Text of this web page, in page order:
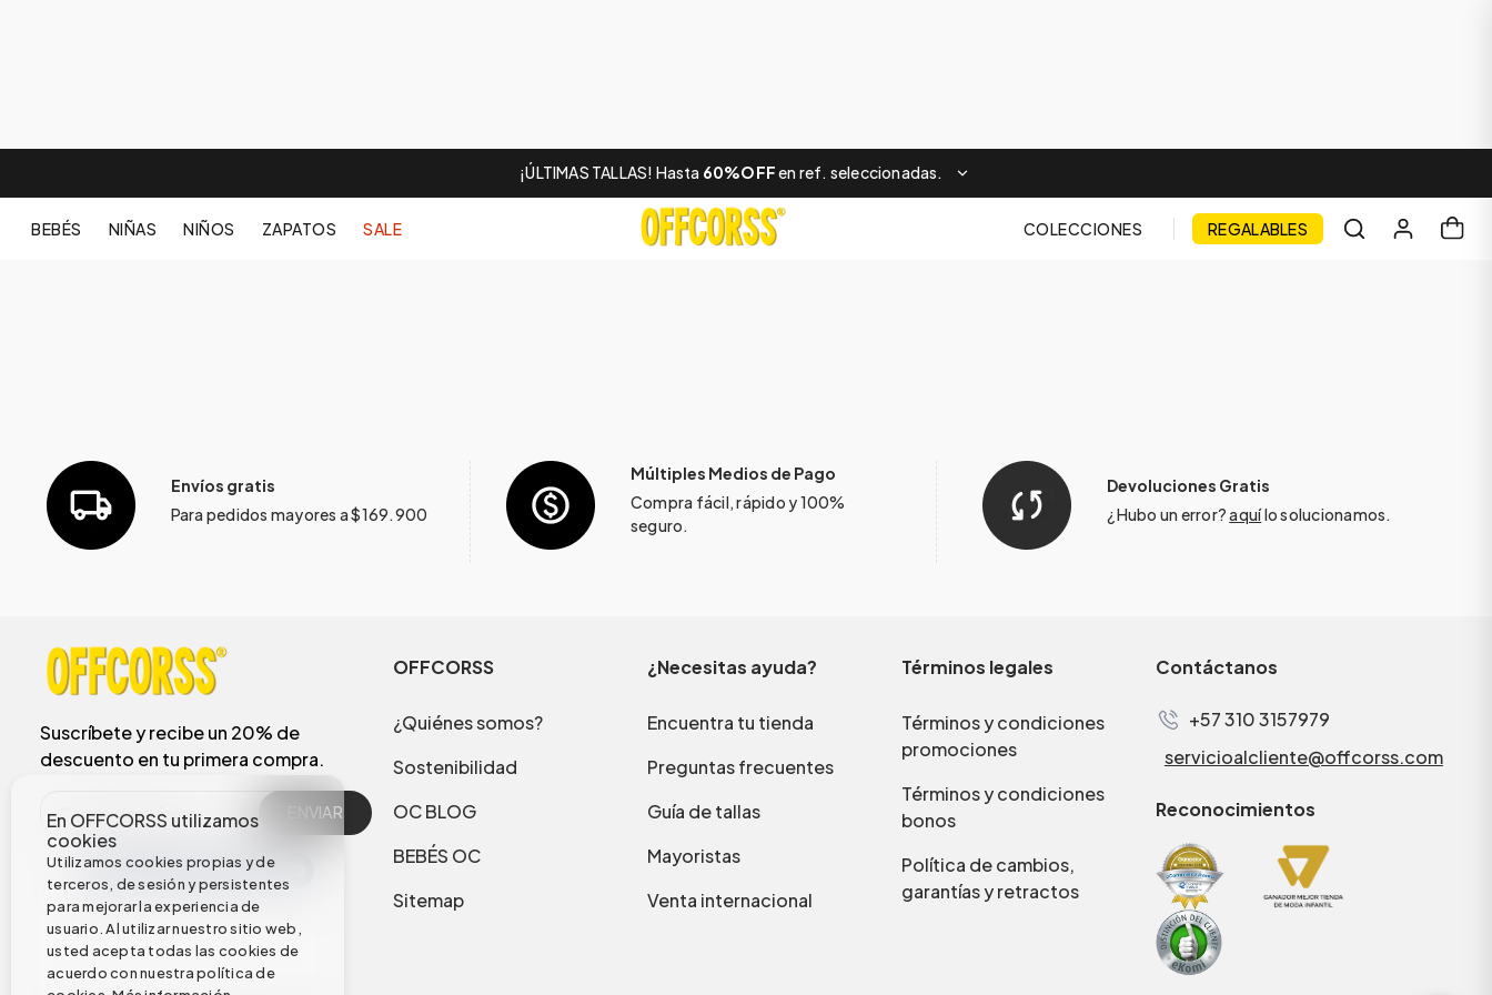
¡ÚLTIMAS TALLAS! Hasta 60%OFFen ref. seleccionadas.
BEBÉS NIÑAS NIÑOS ZAPATOS SALE COLECCIONES REGALABLES
En OFFCORSS utilizamos
cookies
Utilizamos cookies propias y de
terceros, de sesión y persistentes
para mejorar la experiencia de
usuario. Al utilizar nuestro sitio web,
usted acepta todas las cookies de
acuerdo con nuestra política de
Envíos gratis
Para pedidos mayores a $169.900
Múltiples Medios de Pago
Compra fácil, rápido y 100%
seguro.
Devoluciones Gratis
¿Hubo un error?aquílo solucionamos.
Suscríbete y recibe un 20% de
descuento en tu primera compra.
ENVIAR
OFFCORSS
¿Quiénes somos?
Sostenibilidad
OC BLOG
BEBÉS OC
Sitemap
¿Necesitas ayuda?
Encuentra tu tienda
Preguntas frecuentes
Guía de tallas
Mayoristas
Venta internacional
Términos legales
Términos y condiciones
promociones
Términos y condiciones
bonos
Política de cambios,
garantías y retractos
Contáctanos
+57 310 3157979
servicioalcliente@offcorss.com
Reconocimientos